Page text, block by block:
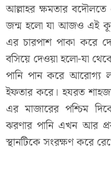
আল্লাহর ক্ষমতার
জন্ম হলো যা আজও এই
এর চারপাশ পাকা করে
বসিয়ে দেওয়া হলো-যা
পানি পান করে আরোগ্য
ইফতার করে। হযরত
এর মাজারের পশ্চিম
ঝরণার পানি এখন আর
স্থানটিকে সংরক্ষণ করে